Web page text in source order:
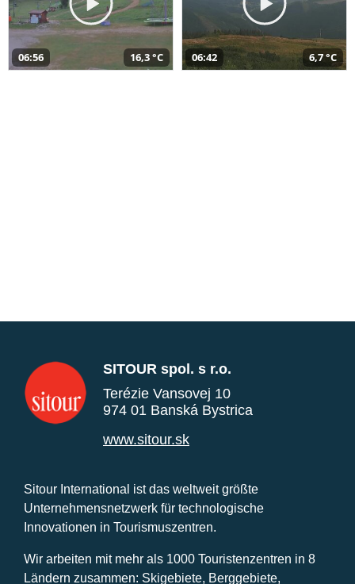
06:56 16,3 °C 06:42 6,7 °C
SITOUR spol. s r.o.
Terézie Vansovej 10
974 01 Banská Bystrica
www.sitour.sk
Sitour International ist das weltweit größte
Unternehmensnetzwerk für technologische
Innovationen in Tourismuszentren.
Wir arbeiten mit mehr als 1000 Touristenzentren in 8
Ländern zusammen: Skigebiete, Berggebiete,